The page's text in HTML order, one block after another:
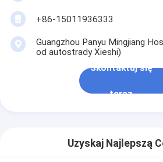
+86-15011936333
Guangzhou Panyu Mingjiang
od autostrady Xieshi)
Skontaktuj się
teraz
Uzyskaj Najlepszą